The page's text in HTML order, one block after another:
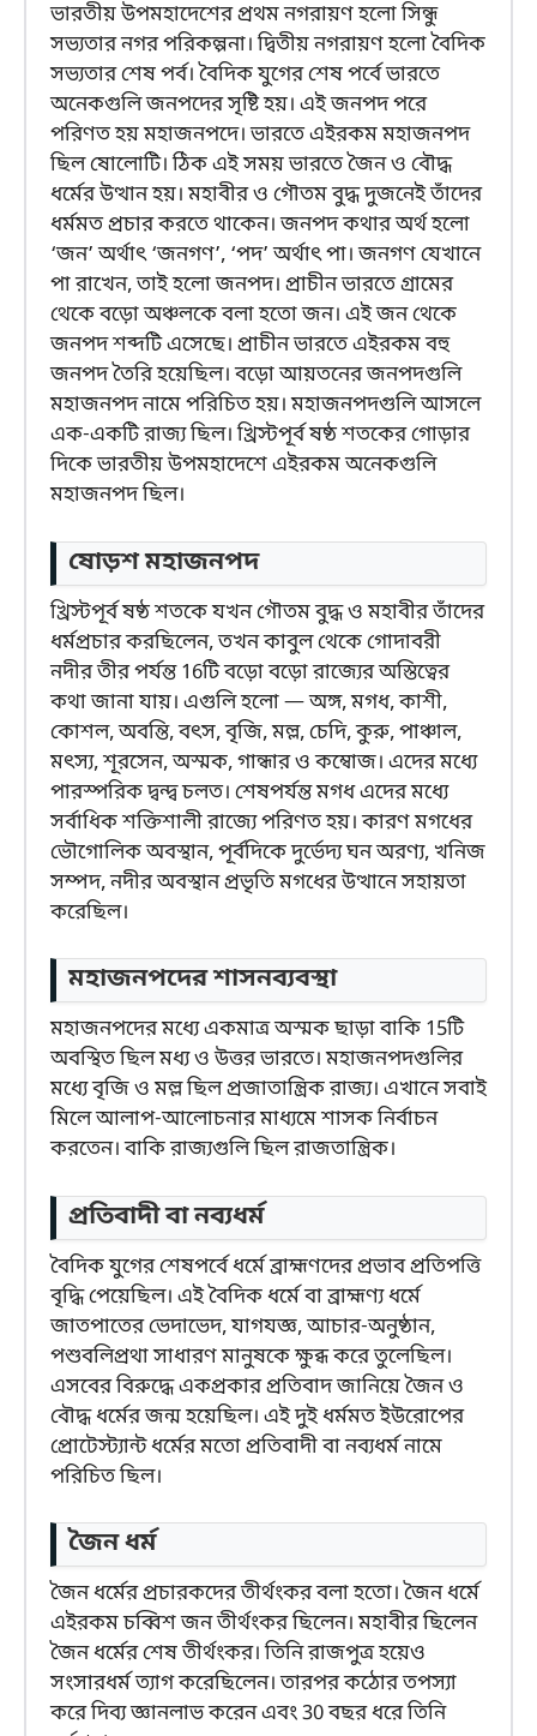
ভারতীয় উপমহাদেশের প্রথম নগরায়ণ হলো সিন্ধু
সভ্যতার নগর পরিকল্পনা। দ্বিতীয় নগরায়ণ হলো বৈদিক
সভ্যতার শেষ পর্ব। বৈদিক যুগের শেষ পর্বে ভারতে
অনেকগুলি জনপদের সৃষ্টি হয়। এই জনপদ পরে
পরিণত হয় মহাজনপদে। ভারতে এইরকম মহাজনপদ
ছিল ষোলোটি। ঠিক এই সময় ভারতে জৈন ও বৌদ্ধ
ধর্মের উত্থান হয়। মহাবীর ও গৌতম বুদ্ধ দুজনেই তাঁদের
ধর্মমত প্রচার করতে থাকেন। জনপদ কথার অর্থ হলো
‘জন’ অর্থাৎ ‘জনগণ’, ‘পদ’ অর্থাৎ পা। জনগণ যেখানে
পা রাখেন, তাই হলো জনপদ। প্রাচীন ভারতে গ্রামের
থেকে বড়ো অঞ্চলকে বলা হতো জন। এই জন থেকে
জনপদ শব্দটি এসেছে। প্রাচীন ভারতে এইরকম বহু
জনপদ তৈরি হয়েছিল। বড়ো আয়তনের জনপদগুলি
মহাজনপদ নামে পরিচিত হয়। মহাজনপদগুলি আসলে
এক-একটি রাজ্য ছিল। খ্রিস্টপূর্ব ষষ্ঠ শতকের গোড়ার
দিকে ভারতীয় উপমহাদেশে এইরকম অনেকগুলি
মহাজনপদ ছিল।
ষোড়শ মহাজনপদ
খ্রিস্টপূর্ব ষষ্ঠ শতকে যখন গৌতম বুদ্ধ ও মহাবীর তাঁদের
ধর্মপ্রচার করছিলেন, তখন কাবুল থেকে গোদাবরী
নদীর তীর পর্যন্ত 16টি বড়ো বড়ো রাজ্যের অস্তিত্বের
কথা জানা যায়। এগুলি হলো — অঙ্গ, মগধ, কাশী,
কোশল, অবন্তি, বৎস, বৃজি, মল্ল, চেদি, কুরু, পাঞ্চাল,
মৎস্য, শূরসেন, অস্মক, গান্ধার ও কম্বোজ। এদের মধ্যে
পারস্পরিক দ্বন্দ্ব চলত। শেষপর্যন্ত মগধ এদের মধ্যে
সর্বাধিক শক্তিশালী রাজ্যে পরিণত হয়। কারণ মগধের
ভৌগোলিক অবস্থান, পূর্বদিকে দুর্ভেদ্য ঘন অরণ্য, খনিজ
সম্পদ, নদীর অবস্থান প্রভৃতি মগধের উত্থানে সহায়তা
করেছিল।
মহাজনপদের শাসনব্যবস্থা
মহাজনপদের মধ্যে একমাত্র অস্মক ছাড়া বাকি 15টি
অবস্থিত ছিল মধ্য ও উত্তর ভারতে। মহাজনপদগুলির
মধ্যে বৃজি ও মল্ল ছিল প্রজাতান্ত্রিক রাজ্য। এখানে সবাই
মিলে আলাপ-আলোচনার মাধ্যমে শাসক নির্বাচন
করতেন। বাকি রাজ্যগুলি ছিল রাজতান্ত্রিক।
প্রতিবাদী বা নব্যধর্ম
বৈদিক যুগের শেষপর্বে ধর্মে ব্রাহ্মণদের প্রভাব প্রতিপত্তি
বৃদ্ধি পেয়েছিল। এই বৈদিক ধর্মে বা ব্রাহ্মণ্য ধর্মে
জাতপাতের ভেদাভেদ, যাগযজ্ঞ, আচার-অনুষ্ঠান,
পশুবলিপ্রথা সাধারণ মানুষকে ক্ষুব্ধ করে তুলেছিল।
এসবের বিরুদ্ধে একপ্রকার প্রতিবাদ জানিয়ে জৈন ও
বৌদ্ধ ধর্মের জন্ম হয়েছিল। এই দুই ধর্মমত ইউরোপের
প্রোটেস্ট্যান্ট ধর্মের মতো প্রতিবাদী বা নব্যধর্ম নামে
পরিচিত ছিল।
জৈন ধর্ম
জৈন ধর্মের প্রচারকদের তীর্থংকর বলা হতো। জৈন ধর্মে
এইরকম চব্বিশ জন তীর্থংকর ছিলেন। মহাবীর ছিলেন
জৈন ধর্মের শেষ তীর্থংকর। তিনি রাজপুত্র হয়েও
সংসারধর্ম ত্যাগ করেছিলেন। তারপর কঠোর তপস্যা
করে দিব্য জ্ঞানলাভ করেন এবং 30 বছর ধরে তিনি